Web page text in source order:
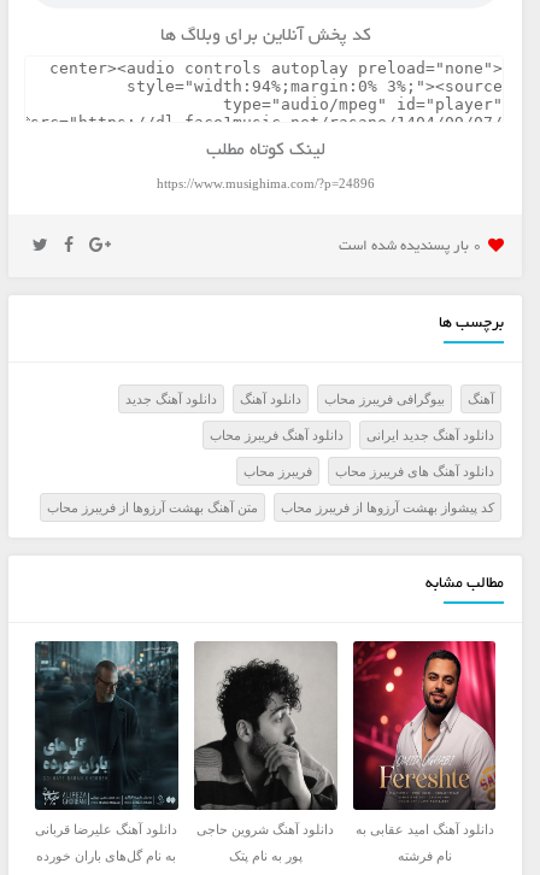
کد پخش آنلاین برای وبلاگ ها
لینک کوتاه مطلب
https://www.musighima.com/?p=24896
0 بار پسنديده شده است
برچسب ها
آهنگ بیوگرافی فریبرز محاب دانلود آهنگ دانلود آهنگ جدید
دانلود آهنگ جدید ایرانی دانلود آهنگ فریبرز محاب
دانلود آهنگ های فریبرز محاب فریبرز محاب
کد پیشواز بهشت آرزوها از فریبرز محاب متن آهنگ بهشت آرزوها از فریبرز محاب
مطالب مشابه
دانلود آهنگ امید عقابی به
نام فرشته
دانلود آهنگ شروین حاجی
پور به نام پتک
دانلود آهنگ علیرضا قربانی
به نام گل‌های باران خورده